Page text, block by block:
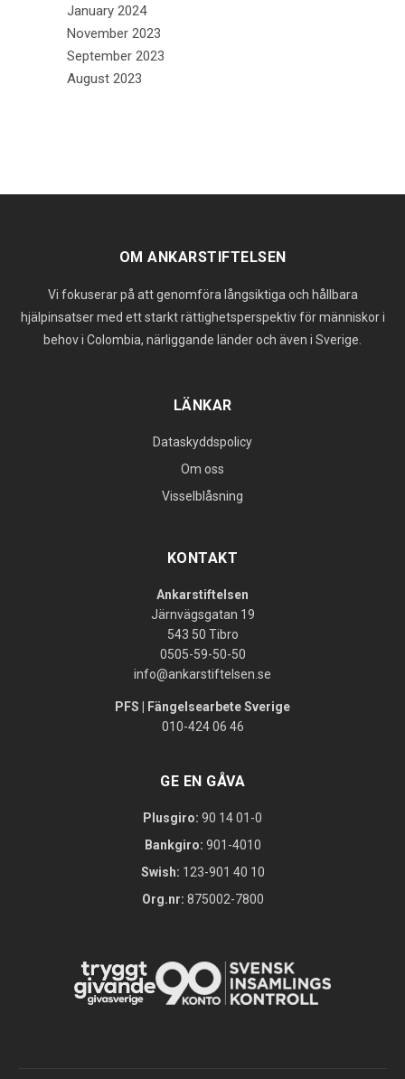
January 2024
November 2023
September 2023
August 2023
OM ANKARSTIFTELSEN
Vi fokuserar på att genomföra långsiktiga och hållbara
hjälpinsatser med ett starkt rättighetsperspektiv för människor i
behov i Colombia, närliggande länder och även i Sverige.
LÄNKAR
Dataskyddspolicy
Om oss
Visselblåsning
KONTAKT
Ankarstiftelsen
Järnvägsgatan 19
543 50 Tibro
0505-59-50-50
info@ankarstiftelsen.se
PFS | Fängelsearbete Sverige
010-424 06 46
GE EN GÅVA
Plusgiro: 90 14 01-0
Bankgiro: 901-4010
Swish: 123-901 40 10
Org.nr: 875002-7800